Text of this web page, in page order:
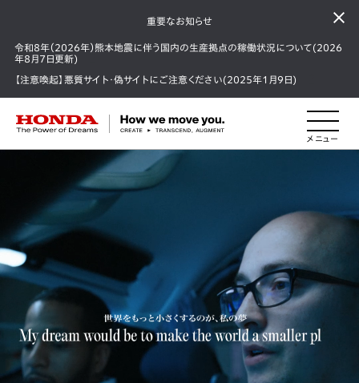
重要なお知らせ
令和8年（2026年）熊本地震に伴う国内の生産拠点の稼働状況について(2026
年8月7日更新)
【注意喚起】悪質サイト・偽サイトにご注意ください(2025年1月9日)
HONDA The Power of Dreams